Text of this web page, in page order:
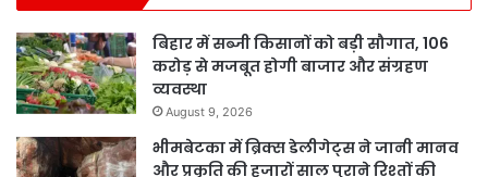
बिहार में सब्जी किसानों को बड़ी सौगात, 106
करोड़ से मजबूत होगी बाजार और संग्रहण
व्यवस्था
August 9, 2026
भीमबेटका में ब्रिक्स डेलीगेट्स ने जानी मानव
और प्रकृति की हजारों साल पुराने रिश्तों की